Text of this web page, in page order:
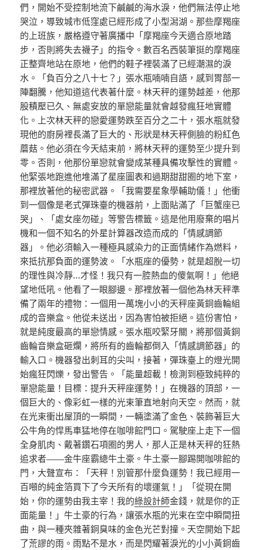
們，開始不受控制地流下鹹鹹的海水淚，他們無法停止地
哭泣，導致城市低窪處已經形成了小型潟湖。那些摩羯座
的上班族，嚴格遵守著廣播中「摩羯座今天適合原地踏
步，否則將失去襪子」的指令。數百名西裝筆挺的摩羯座
正整齊地站在原地，他們的鞋子裡裝滿了已經潮濕的淚
水。「負百分之八十七？」張水瓶喃喃自語，感到胃部一
陣翻騰，他知道這代表著什麼。林天秤的運勢越差，他那
股積壓已久、無處安放的單戀能量就會越發瘋狂地實體
化。上次林天秤的戀愛運勢跌至百分之二十，張水瓶就發
現他的廚房裡長滿了巨大的、形狀是林天秤側臉的粉紅色
蘑菇。他必須在今天結束前，將林天秤的運勢至少提升到
零。否則，他那份單戀就會變成某種具備攻擊性的實體。
他緊張地跑進他堆滿了星座圖表和過期甜甜圈的地下室，
那裡放著他的秘密武器。「我需要星象學輔助儀！」他衝
到一個像是老式彈珠臺的機器前，上面貼滿了「巨蟹座已
哭」、「處女座勿碰」等警告標籤。這是他用廢棄的唱片
機和一個不知名的外星計算器改造而成的「情感調節
器」。他必須輸入一種極具感染力的正面情緒作為燃料，
來抵抗那負面的運勢波。「水瓶座的優勢，就是超脫一切
的理性與冷靜…才怪！我只有一腔熱血的傻氣啊！」他絕
望地低吼。他看了一眼腳邊。那裡放著一個他為林天秤準
備了兩年的禮物：一個用一萬塊小小的天秤座黃銅齒輪組
成的音樂盒。他從未送出，因為害怕被拒絕。這份害怕，
就是純度最高的單戀情感。張水瓶咬緊牙關，將那個黃銅
齒輪音樂盒砸爛，將所有的齒輪都倒入「情感調節器」的
輸入口。機器發出刺耳的尖叫，接著，彈珠臺上的燈光開
始瘋狂閃爍，發出警告。「能量超載！檢測到極致純粹的
單戀能量！目標：提升天秤座運勢！」在機器的頂部，一
個巨大的、像彩虹一樣的光束筆直地射向天空。然而，就
在光束衝出屋頂的一瞬間，一輛塗滿了金色、裝飾著巨大
公牛角的悍馬車猛地停在咖啡館門口。駕駛座上走下一個
全身肌肉、戴著鑽石項圈的男人，那人正是林天秤的狂熱
追求者——金牛座霸總牛土豪。牛土豪一腳踢開咖啡館的
門，大聲宣布：「天秤！別管那什麼負運勢！我已經用一
百噸的純金箔買下了今天所有的壞運氣！」「從現在開
始，你的運勢由我主宰！我的綠設計師金錢，就是你的正
面能量！」牛土豪的行為，讓張水瓶的光束在空中瞬間扭
曲，與一種夾雜著銅臭味的金色光芒對撞。天空開始下起
了荒謬的雨。雨點不是水，而是閃耀著淚光的小小黃銅齒